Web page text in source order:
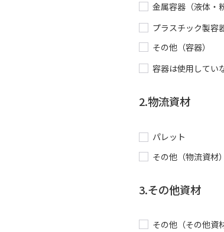
金属容器（液体・
プラスチック製容
その他（容器）
容器は使用してい
2.物流資材
パレット
その他（物流資材）
3.その他資材
その他（その他資材